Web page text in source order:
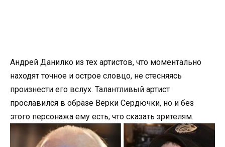
Андрей Данилко из тех артистов, что моментально
находят точное и острое словцо, не стесняясь
произнести его вслух. Талантливый артист
прославился в образе Верки Сердючки, но и без
этого персонажа ему есть, что сказать зрителям.